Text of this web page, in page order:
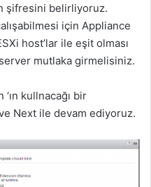
şifresini belirliyoruz.
için Appliance
host’lar ile eşit olması
mutlaka girmelisiniz.
kullnacağı bir
Next ile devam ediyoruz.